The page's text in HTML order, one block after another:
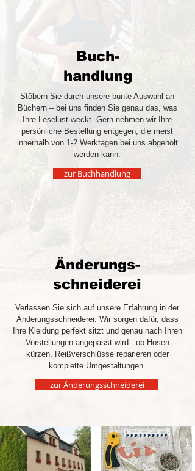
Buch-
handlung
Stöbern Sie durch unsere bunte Auswahl an
Büchern – bei uns finden Sie genau das, was
Ihre Leselust weckt. Gern nehmen wir Ihre
persönliche Bestellung entgegen, die meist
innerhalb von 1-2 Werktagen bei uns abgeholt
werden kann.
zur Buchhandlung
Änderungs-
schneiderei
Verlassen Sie sich auf unsere Erfahrung in der
Änderungsschneiderei. Wir sorgen dafür, dass
Ihre Kleidung perfekt sitzt und genau nach Ihren
Vorstellungen angepasst wird - ob Hosen
kürzen, Reißverschlüsse reparieren oder
komplette Umgestaltungen.
zur Änderungsschneiderei